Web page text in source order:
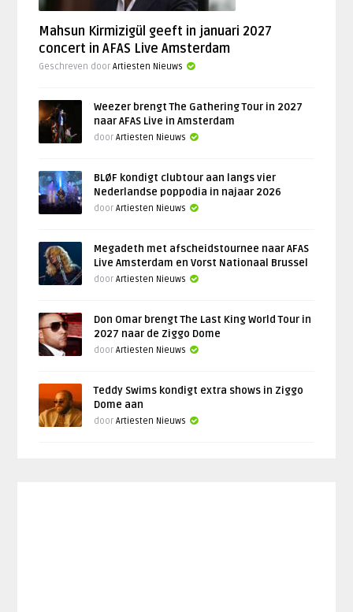
Mahsun Kirmizigül geeft in januari 2027
concert in AFAS Live Amsterdam
Geschreven doorArtiesten Nieuws
Weezer brengt The Gathering Tour in 2027
naar AFAS Live in Amsterdam
doorArtiesten Nieuws
BLØF kondigt clubtour aan langs vier
Nederlandse poppodia in najaar 2026
doorArtiesten Nieuws
Megadeth met afscheidstournee naar AFAS
Live Amsterdam en Vorst Nationaal Brussel
doorArtiesten Nieuws
Don Omar brengt The Last King World Tour in
2027 naar de Ziggo Dome
doorArtiesten Nieuws
Teddy Swims kondigt extra shows in Ziggo
Dome aan
doorArtiesten Nieuws